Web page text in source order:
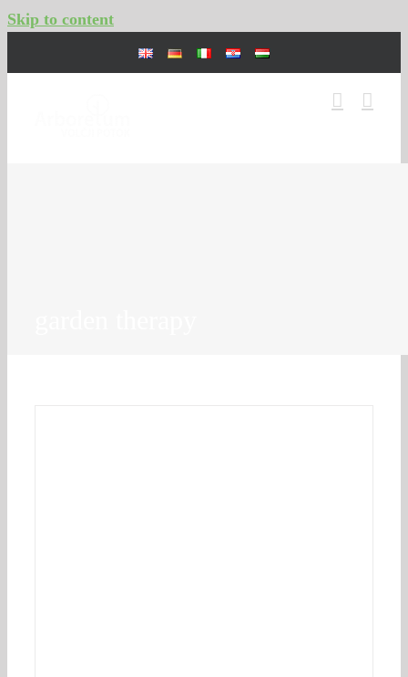
Skip to content